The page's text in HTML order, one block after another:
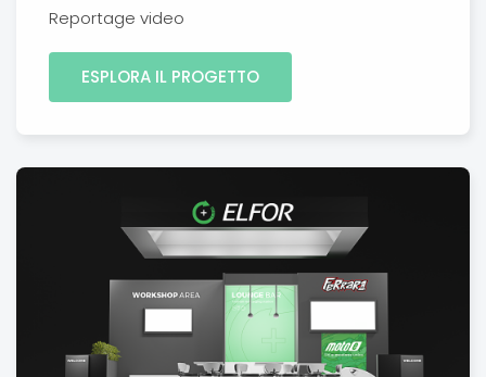
Reportage video
ESPLORA IL PROGETTO